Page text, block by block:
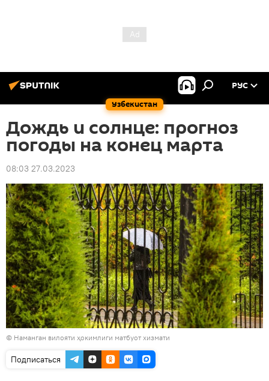
Узбекистан
РУС
Дождь и солнце: прогноз
погоды на конец марта
08:03 27.03.2023
© Наманган вилояти ҳокимлиги матбуот хизмати
Подписаться